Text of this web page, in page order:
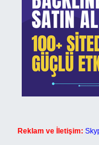
Reklam ve İletişim: